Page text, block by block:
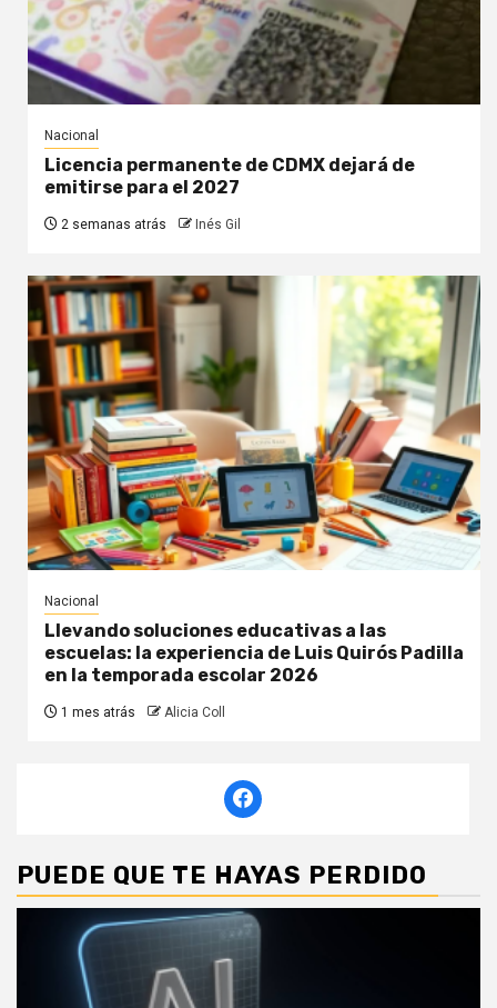
Nacional
Licencia permanente de CDMX dejará de
emitirse para el 2027
2 semanas atrás Inés Gil
Nacional
Llevando soluciones educativas a las
escuelas: la experiencia de Luis Quirós Padilla
en la temporada escolar 2026
1 mes atrás Alicia Coll
PUEDE QUE TE HAYAS PERDIDO